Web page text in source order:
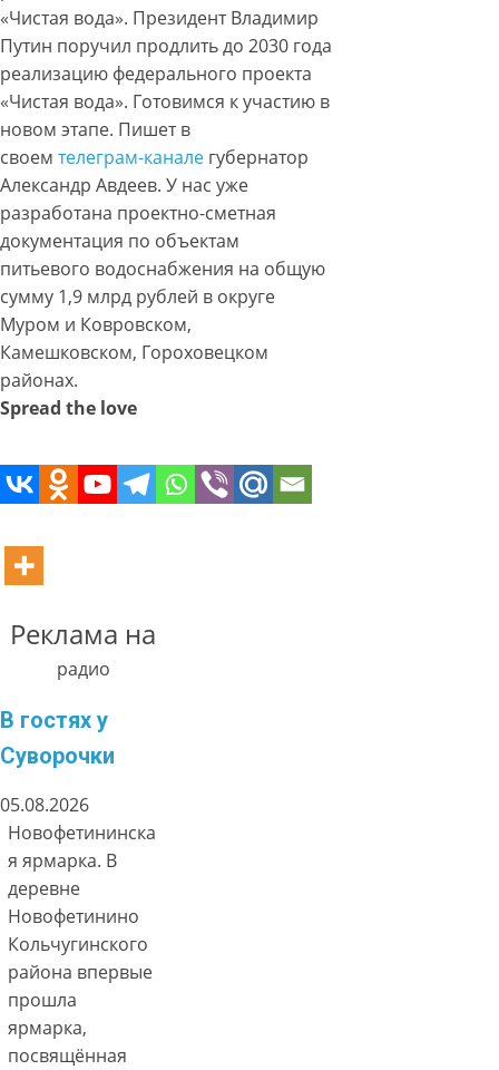
«Чистая вода». Президент Владимир
Путин поручил продлить до 2030 года
реализацию федерального проекта
«Чистая вода». Готовимся к участию в
новом этапе. Пишет в
своем телеграм-канале губернатор
Александр Авдеев. У нас уже
разработана проектно-сметная
документация по объектам
питьевого водоснабжения на общую
сумму 1,9 млрд рублей в округе
Муром и Ковровском,
Камешковском, Гороховецком
районах.
Spread the love
Реклама на
радио
В гостях у
Суворочки
05.08.2026
Новофетининска
я ярмарка. В
деревне
Новофетинино
Кольчугинского
района впервые
прошла
ярмарка,
посвящённая